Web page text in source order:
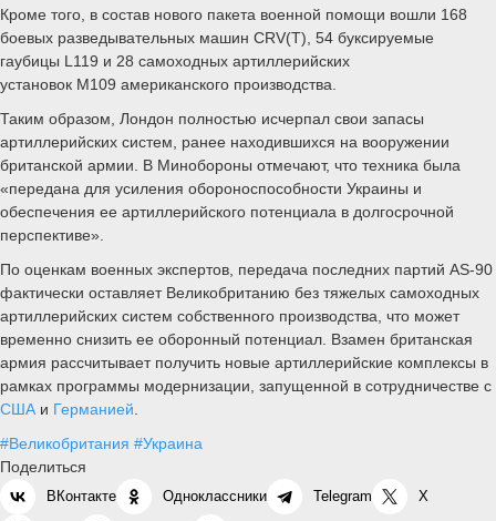
Кроме того, в состав нового пакета военной помощи вошли 168
боевых разведывательных машин CRV(T), 54 буксируемые
гаубицы L119 и 28 самоходных артиллерийских
установок M109 американского производства.
Таким образом, Лондон полностью исчерпал свои запасы
артиллерийских систем, ранее находившихся на вооружении
британской армии. В Минобороны отмечают, что техника была
«передана для усиления обороноспособности Украины и
обеспечения ее артиллерийского потенциала в долгосрочной
перспективе».
По оценкам военных экспертов, передача последних партий AS-90
фактически оставляет Великобританию без тяжелых самоходных
артиллерийских систем собственного производства, что может
временно снизить ее оборонный потенциал. Взамен британская
армия рассчитывает получить новые артиллерийские комплексы в
рамках программы модернизации, запущенной в сотрудничестве с
США и Германией
#Великобритания #Украина
Поделиться
ВКонтакте Одноклассники Telegram X